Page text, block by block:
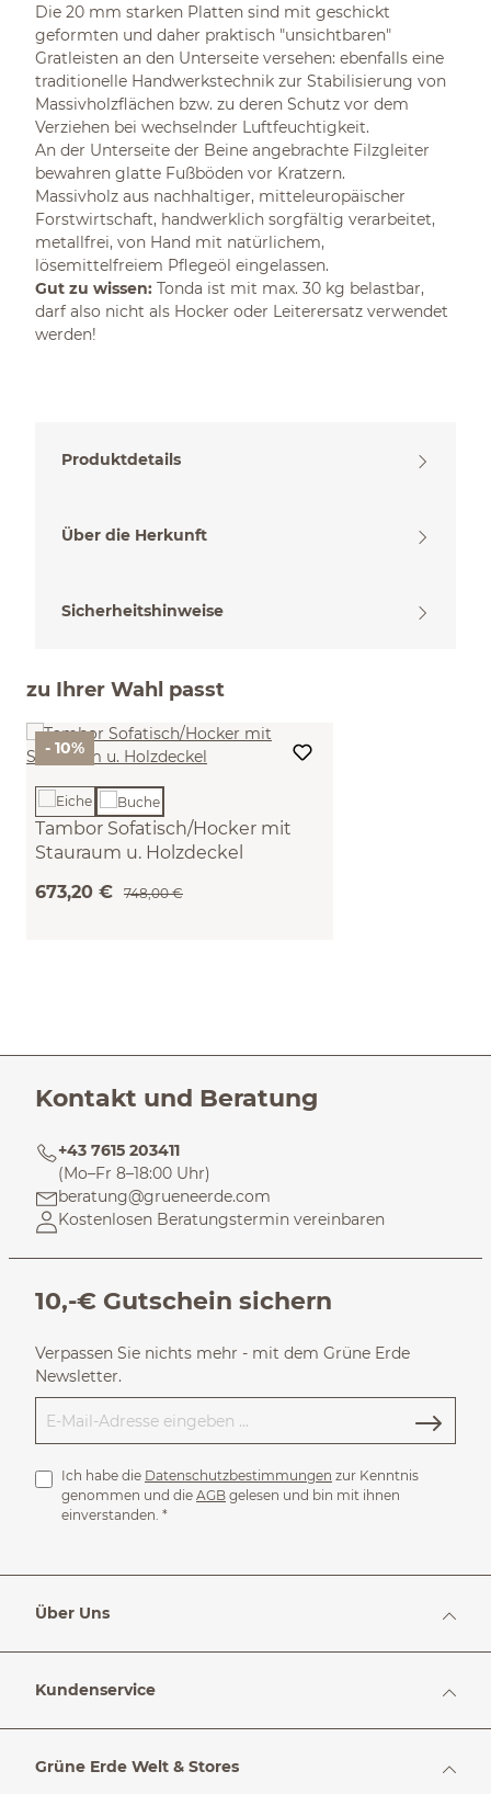
Die 20 mm starken Platten sind mit geschickt
geformten und daher praktisch "unsichtbaren"
Gratleisten an den Unterseite versehen: ebenfalls eine
traditionelle Handwerkstechnik zur Stabilisierung von
Massivholzflächen bzw. zu deren Schutz vor dem
Verziehen bei wechselnder Luftfeuchtigkeit.
An der Unterseite der Beine angebrachte Filzgleiter
bewahren glatte Fußböden vor Kratzern.
Massivholz aus nachhaltiger, mitteleuropäischer
Forstwirtschaft, handwerklich sorgfältig verarbeitet,
metallfrei, von Hand mit natürlichem,
lösemittelfreiem Pflegeöl eingelassen.
Gut zu wissen: Tonda ist mit max. 30 kg belastbar,
darf also nicht als Hocker oder Leiterersatz verwendet
werden!
Produktdetails
Über die Herkunft
Sicherheitshinweise
zu Ihrer Wahl passt
- 10%
Tambor Sofatisch/Hocker mit
Stauraum u. Holzdeckel
cm)
673,20 € 748,00 €
Kontakt und Beratung
+43 7615 203411
(Mo–Fr 8–18:00 Uhr)
beratung@grueneerde.com
Kostenlosen Beratungstermin vereinbaren
10,-€ Gutschein sichern
Verpassen Sie nichts mehr - mit dem Grüne Erde
Newsletter.
Ich habe die Datenschutzbestimmungen zur Kenntnis
genommen und die AGB gelesen und bin mit ihnen
einverstanden. *
Über Uns
Kundenservice
Grüne Erde Welt & Stores